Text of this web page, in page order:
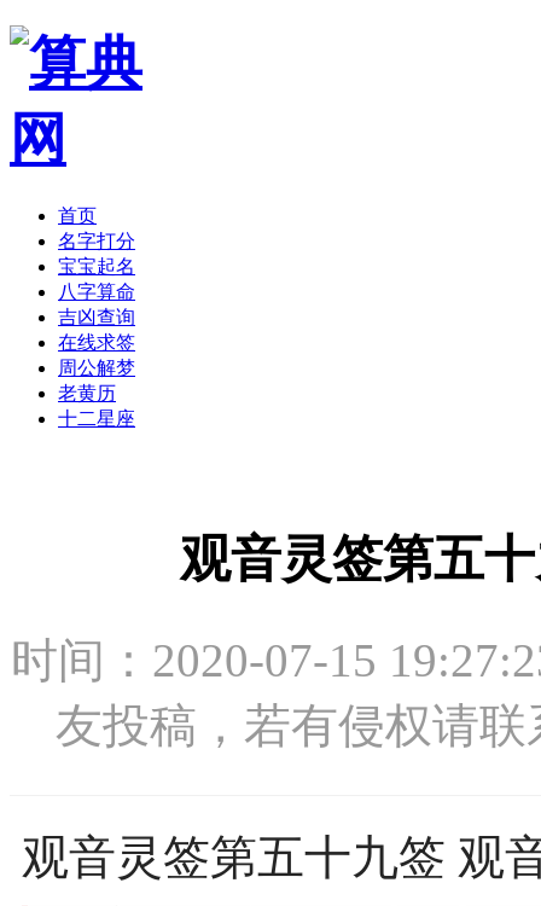
首页
名字打分
宝宝起名
八字算命
吉凶查询
在线求签
周公解梦
老黄历
十二星座
观音灵签第五
时间：2020-07-15
友投稿，若有侵权请联
观音灵签第五十九签 观